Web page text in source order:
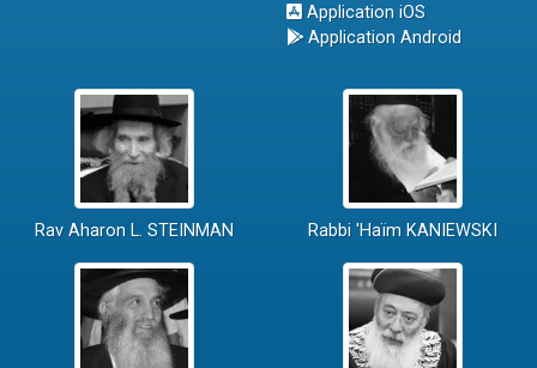
Application iOS
Application Android
Rav Aharon L. STEINMAN Rabbi 'Haïm KANIEWSKI